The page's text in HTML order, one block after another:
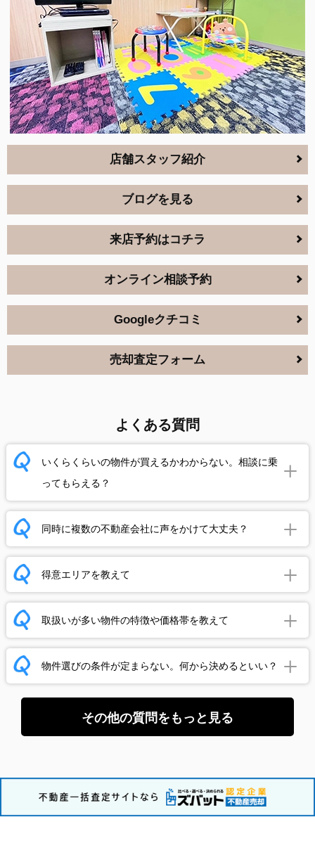
店舗スタッフ紹介
ブログを見る
来店予約はコチラ
オンライン相談予約
Googleクチコミ
売却査定フォーム
よくある質問
いくらくらいの物件が買えるかわからない。相談に乗
ってもらえる？
同時に複数の不動産会社に声をかけて大丈夫？
得意エリアを教えて
取扱いが多い物件の特徴や価格帯を教えて
物件選びの条件が定まらない。何から決めるといい？
その他の質問をもっと見る